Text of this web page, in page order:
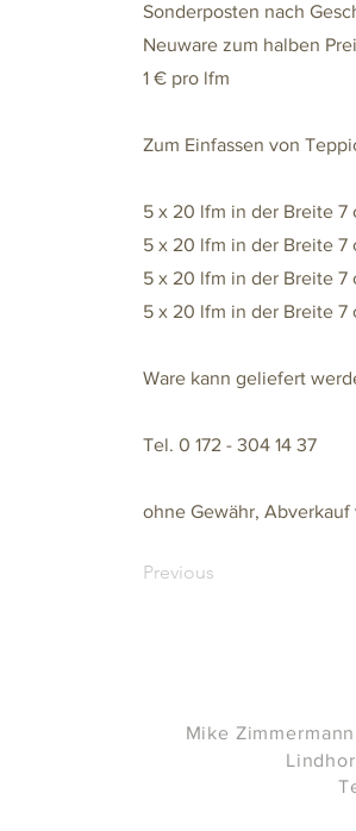
Sonderposten nach
Neuware zum halben
1 € pro lfm
Zum Einfassen von
5 x 20 lfm in der Breite 7
5 x 20 lfm in der Breite 7
5 x 20 lfm in der Breite 7
5 x 20 lfm in der Breite 7
Ware kann geliefert
Tel. 0 172 - 304 14 37
ohne Gewähr, Abverkauf
Previous
Mike